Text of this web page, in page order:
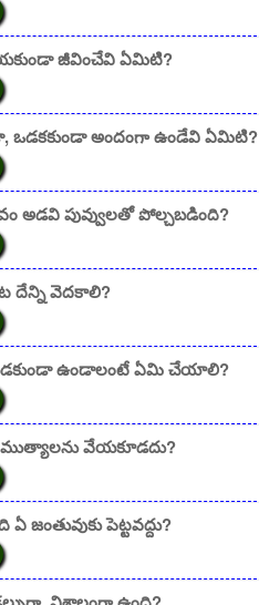
జీవించేవి ఏమిటి?
ఒడకకుండా అందంగా ఉండేవి ఏమిటి?
అడవి పువ్వులతో పోల్చబడింది?
వెదకాలి?
ఉండాలంటే ఏమి చేయాలి?
వేయకూడదు?
ఏ జంతువుకు పెట్టవద్దు?